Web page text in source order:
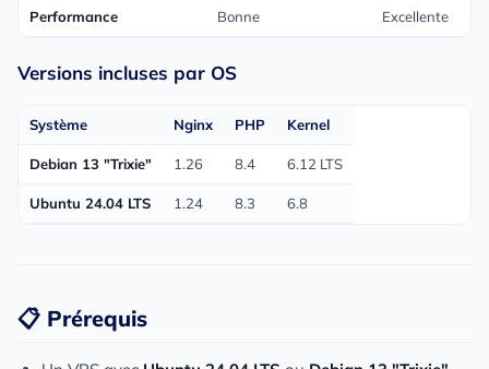
Performance Bonne Excellente
Versions incluses par OS
Système Nginx PHP Kernel
Debian 13 "Trixie" 1.26 8.4 6.12 LTS
Ubuntu 24.04 LTS 1.24 8.3 6.8
📋 Prérequis